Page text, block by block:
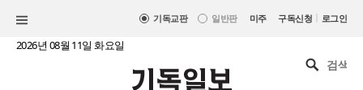
기독교판 일반판 미주 구독신청 | 로그인
2026년 08월 11일 화요일